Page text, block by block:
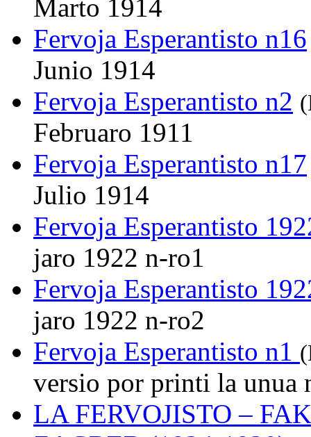
Marto 1914
Fervoja Esperantisto n16
Junio 1914
Fervoja Esperantisto n2
Februaro 1911
Fervoja Esperantisto n17
Julio 1914
Fervoja Esperantisto
jaro 1922 n-ro1
Fervoja Esperantisto
jaro 1922 n-ro2
Fervoja Esperantisto n1
versio por printi la unua
LA FERVOJISTO –